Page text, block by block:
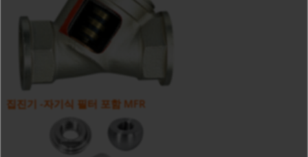
집진기 -자기식 필터 포함 MFR